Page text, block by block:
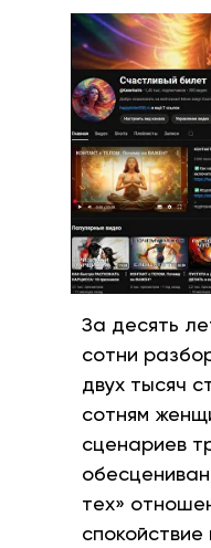
За десять
сотни
двух тысяч
сотням
сценариев
тех»